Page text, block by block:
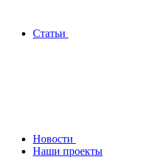
Статьи
Новости
Наши проекты